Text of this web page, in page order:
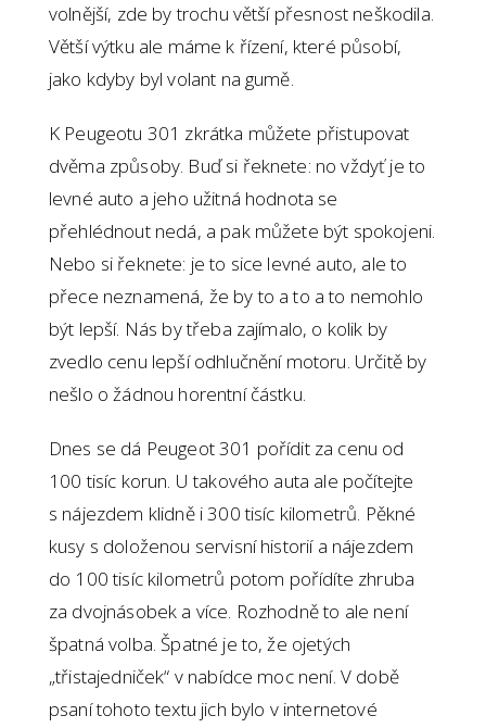
volnější, zde by trochu větší přesnost neškodila.
Větší výtku ale máme k řízení, které působí,
jako kdyby byl volant na gumě.
K Peugeotu 301 zkrátka můžete přistupovat
dvěma způsoby. Buď si řeknete: no vždyť je to
levné auto a jeho užitná hodnota se
přehlédnout nedá, a pak můžete být spokojeni.
Nebo si řeknete: je to sice levné auto, ale to
přece neznamená, že by to a to a to nemohlo
být lepší. Nás by třeba zajímalo, o kolik by
zvedlo cenu lepší odhlučnění motoru. Určitě by
nešlo o žádnou horentní částku.
Dnes se dá Peugeot 301 pořídit za cenu od
100 tisíc korun. U takového auta ale počítejte
s nájezdem klidně i 300 tisíc kilometrů. Pěkné
kusy s doloženou servisní historií a nájezdem
do 100 tisíc kilometrů potom pořídíte zhruba
za dvojnásobek a více. Rozhodně to ale není
špatná volba. Špatné je to, že ojetých
„třistajedniček“ v nabídce moc není. V době
psaní tohoto textu jich bylo v internetové